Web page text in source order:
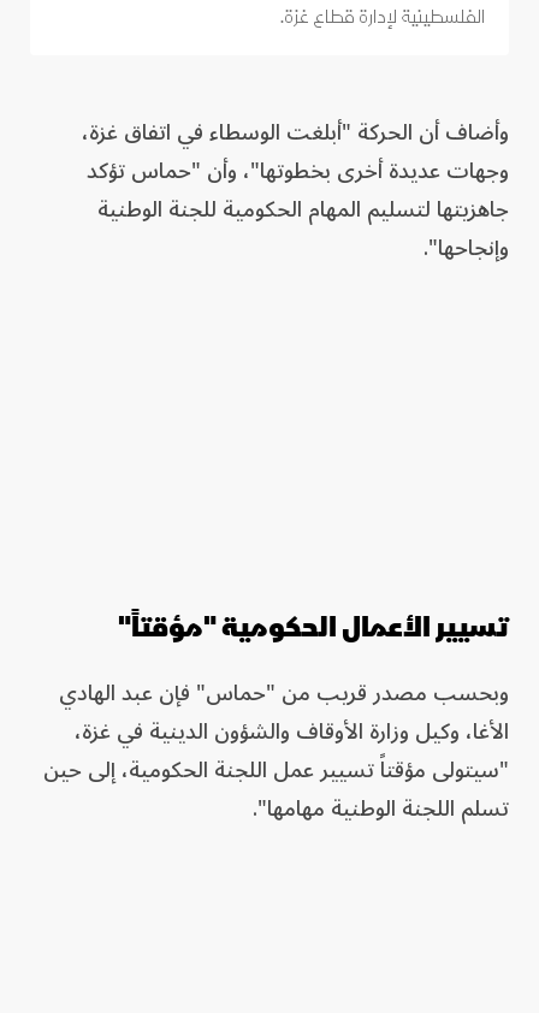
الفلسطينية لإدارة قطاع غزة.
وأضاف أن الحركة "أبلغت الوسطاء في اتفاق غزة،
وجهات عديدة أخرى بخطوتها"، وأن "حماس تؤكد
جاهزيتها لتسليم المهام الحكومية للجنة الوطنية
وإنجاحها".
تسيير الأعمال الحكومية "مؤقتاً"
وبحسب مصدر قريب من "حماس" فإن عبد الهادي
الأغا، وكيل وزارة الأوقاف والشؤون الدينية في غزة،
"سيتولى مؤقتاً تسيير عمل اللجنة الحكومية، إلى حين
تسلم اللجنة الوطنية مهامها".